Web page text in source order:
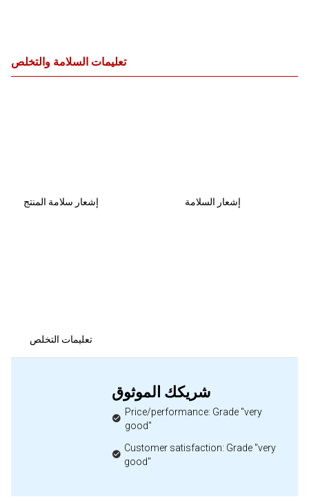
تعليمات السلامة والتخلص
إشعار سلامة المنتج إشعار السلامة
تعليمات التخلص
شريكك الموثوق
Price/performance: Grade "very
good"
Customer satisfaction: Grade "very
good"